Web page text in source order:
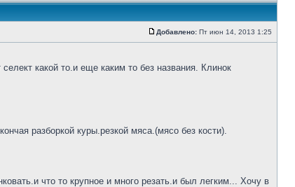
Добавлено: Пт июн 14, 2013 1:25
какой то.и еще каким то без названия. Клинок
разборкой куры.резкой мяса.(мясо без кости).
что то крупное и много резать.и был легким... Хочу в